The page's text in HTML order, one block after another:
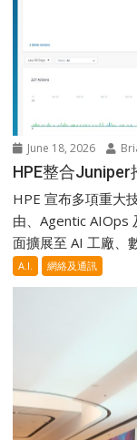
June 18, 2026
HPE整合
HPE 宣布多項重大
由、Agentic AIOps
面擴展至 AI 工廠、
A.I. 網絡及通訊